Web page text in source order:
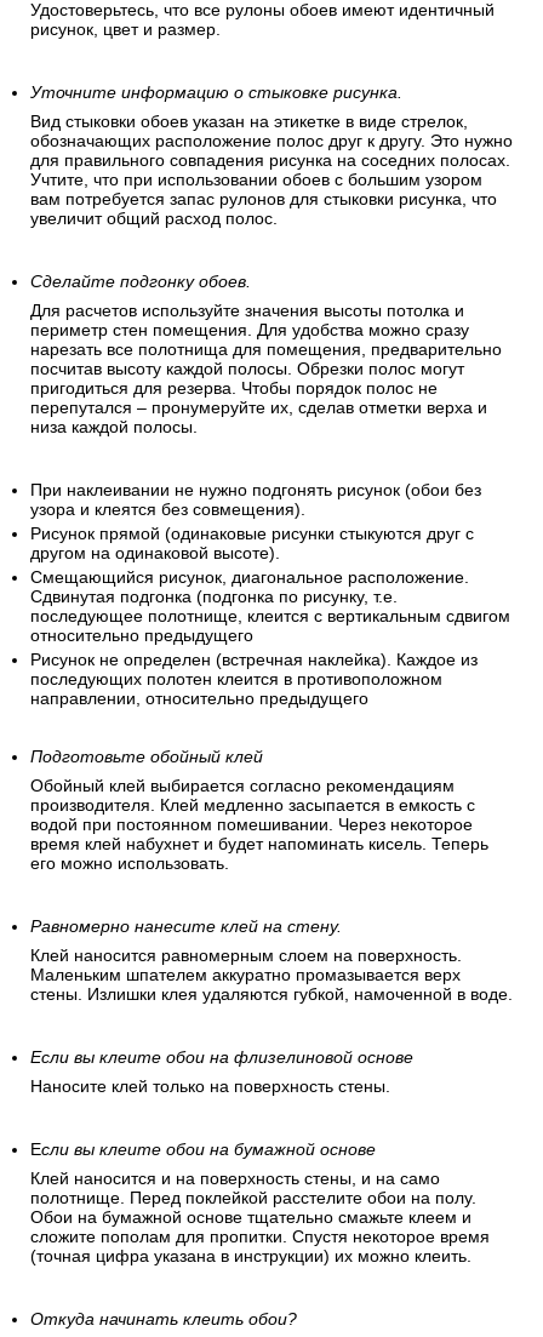
Удостоверьтесь, что все рулоны обоев имеют идентичный
рисунок, цвет и размер.
Уточните информацию о стыковке рисунка.
Вид стыковки обоев указан на этикетке в виде стрелок,
обозначающих расположение полос друг к другу. Это нужно
для правильного совпадения рисунка на соседних полосах.
Учтите, что при использовании обоев с большим узором
вам потребуется запас рулонов для стыковки рисунка, что
увеличит общий расход полос.
Сделайте подгонку обоев.
Для расчетов используйте значения высоты потолка и
периметр стен помещения. Для удобства можно сразу
нарезать все полотнища для помещения, предварительно
посчитав высоту каждой полосы. Обрезки полос могут
пригодиться для резерва. Чтобы порядок полос не
перепутался – пронумеруйте их, сделав отметки верха и
низа каждой полосы.
При наклеивании не нужно подгонять рисунок (обои без
узора и клеятся без совмещения).
Рисунок прямой (одинаковые рисунки стыкуются друг с
другом на одинаковой высоте).
Смещающийся рисунок, диагональное расположение.
Сдвинутая подгонка (подгонка по рисунку, т.е.
последующее полотнище, клеится с вертикальным сдвигом
относительно предыдущего
Рисунок не определен (встречная наклейка). Каждое из
последующих полотен клеится в противоположном
направлении, относительно предыдущего
Подготовьте обойный клей
Обойный клей выбирается согласно рекомендациям
производителя. Клей медленно засыпается в емкость с
водой при постоянном помешивании. Через некоторое
время клей набухнет и будет напоминать кисель. Теперь
его можно использовать.
Равномерно нанесите клей на стену.
Клей наносится равномерным слоем на поверхность.
Маленьким шпателем аккуратно промазывается верх
стены. Излишки клея удаляются губкой, намоченной в воде.
Если вы клеите обои на флизелиновой основе
Наносите клей только на поверхность стены.
Если вы клеите обои на бумажной основе
Клей наносится и на поверхность стены, и на само
полотнище. Перед поклейкой расстелите обои на полу.
Обои на бумажной основе тщательно смажьте клеем и
сложите пополам для пропитки. Спустя некоторое время
(точная цифра указана в инструкции) их можно клеить.
Откуда начинать клеить обои?